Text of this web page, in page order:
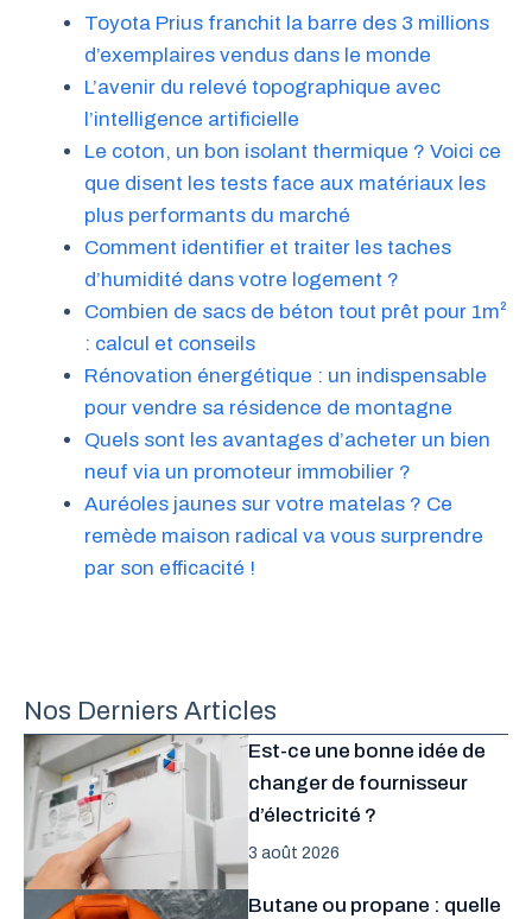
Toyota Prius franchit la barre des 3 millions
d’exemplaires vendus dans le monde
L’avenir du relevé topographique avec
l’intelligence artificielle
Le coton, un bon isolant thermique ? Voici ce
que disent les tests face aux matériaux les
plus performants du marché
Comment identifier et traiter les taches
d’humidité dans votre logement ?
Combien de sacs de béton tout prêt pour 1m²
: calcul et conseils
Rénovation énergétique : un indispensable
pour vendre sa résidence de montagne
Quels sont les avantages d’acheter un bien
neuf via un promoteur immobilier ?
Auréoles jaunes sur votre matelas ? Ce
remède maison radical va vous surprendre
par son efficacité !
Nos Derniers Articles
Est-ce une bonne idée de
changer de fournisseur
d’électricité ?
3 août 2026
Butane ou propane : quelle